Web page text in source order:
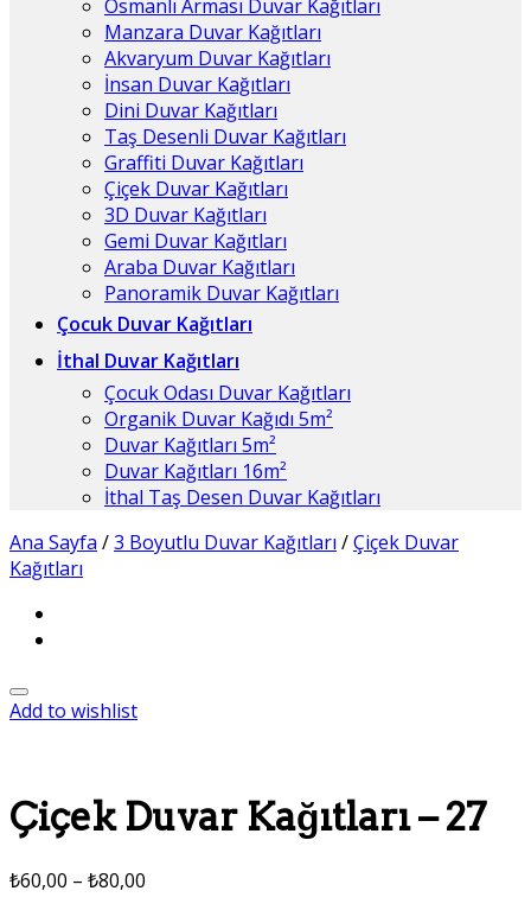
Osmanlı Arması Duvar Kağıtları
Manzara Duvar Kağıtları
Akvaryum Duvar Kağıtları
İnsan Duvar Kağıtları
Dini Duvar Kağıtları
Taş Desenli Duvar Kağıtları
Graffiti Duvar Kağıtları
Çiçek Duvar Kağıtları
3D Duvar Kağıtları
Gemi Duvar Kağıtları
Araba Duvar Kağıtları
Panoramik Duvar Kağıtları
Çocuk Duvar Kağıtları
İthal Duvar Kağıtları
Çocuk Odası Duvar Kağıtları
Organik Duvar Kağıdı 5m²
Duvar Kağıtları 5m²
Duvar Kağıtları 16m²
İthal Taş Desen Duvar Kağıtları
Ana Sayfa /3 Boyutlu Duvar Kağıtları /Çiçek Duvar
Kağıtları
Add to wishlist
Çiçek Duvar Kağıtları – 27
₺60,00 – ₺80,00